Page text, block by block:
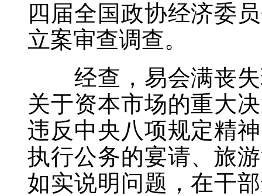
四届全国政协经济委
立案审查调查。
经查，易会满丧失
关于资本市场的重大
违反中央八项规定精
执行公务的宴请、旅
如实说明问题，在干